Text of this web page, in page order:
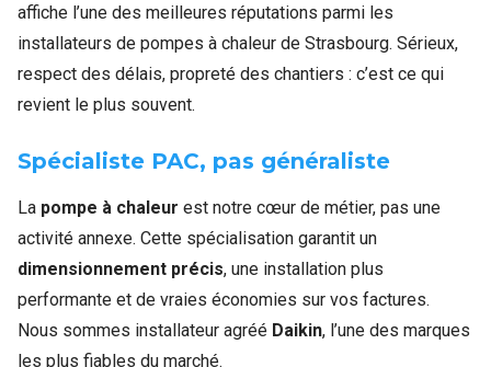
affiche l’une des meilleures réputations parmi les
installateurs de pompes à chaleur de Strasbourg. Sérieux,
respect des délais, propreté des chantiers : c’est ce qui
revient le plus souvent.
Spécialiste PAC, pas généraliste
La pompe à chaleur est notre cœur de métier, pas une
activité annexe. Cette spécialisation garantit un
dimensionnement précis, une installation plus
performante et de vraies économies sur vos factures.
Nous sommes installateur agréé Daikin, l’une des marques
les plus fiables du marché.